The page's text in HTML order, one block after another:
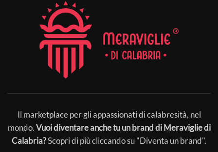
Il marketplace per gli appassionati di calabresità, nel
mondo.Vuoi diventare anche tu un brand di Meraviglie di
Calabria?Scopri di più cliccando su "Diventa un brand".